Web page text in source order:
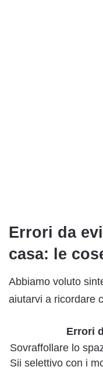
Errori da
casa: le
Abbiamo voluto
aiutarvi a ricordare
Errori
Sovraffollare lo
Sii selettivo con i